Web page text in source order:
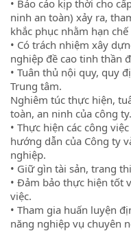
• Báo cáo kịp thời cho
ninh an toàn) xảy ra,
khắc phục nhằm hạn
• Có trách nhiệm xây
nghiệp đề cao tinh thần
• Tuân thủ nội quy, quy
Trung tâm.
Nghiêm túc thực hiện,
toàn, an ninh của công ty.
• Thực hiện các công
hướng dẫn của Công ty
nghiệp.
• Giữ gìn tài sản, trang
• Đảm bảo thực hiện tốt
việc.
• Tham gia huấn luyện
năng nghiệp vụ chuyên